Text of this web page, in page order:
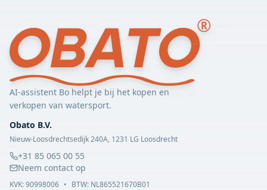
AI-assistent Bo helpt je bij het kopen en
verkopen van watersport.
Obato B.V.
Nieuw-Loosdrechtsedijk 240A, 1231 LG Loosdrecht
+31 85 065 00 55
Neem contact op
KVK:90998006 • BTW: NL865521670B01